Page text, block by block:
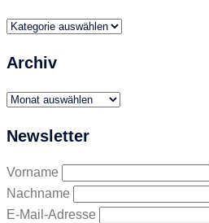
Themen
Archiv
Archiv
Newsletter
Vorname
Nachname
E-Mail-Adresse